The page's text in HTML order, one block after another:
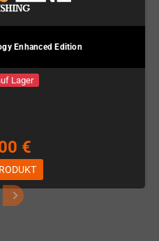
Enhanced Edition
Lager
€